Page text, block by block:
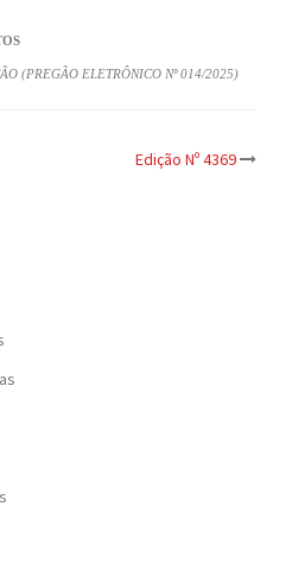
(PREGÃO ELETRÔNICO Nº 014/2025)
Edição Nº 4369